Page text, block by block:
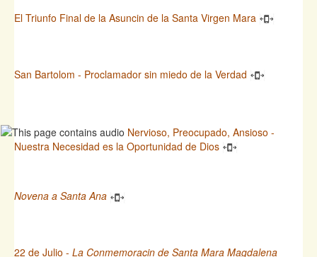
El Triunfo Final de la Asuncin de la Santa Virgen Mara
San Bartolom - Proclamador sin miedo de la Verdad
Nervioso, Preocupado, Ansioso -
Nuestra Necesidad es la Oportunidad de Dios
Novena a Santa Ana
22 de Julio - La Conmemoracin de Santa Mara Magdalena